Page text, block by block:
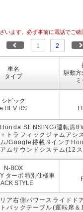
ます。必ず事前に電話でご確
1 2
車名
タイプ
駆動方
シビック
e:HEV RS
Honda SENSING/運転席
＋トラフィックジャムアシ
ム/Google搭載 9インチ
アムサウンドシステム(12
N-BOX
ターボ 特別仕様車
STYLE
リア右側パワースライドド
トバックテーブル(運転席